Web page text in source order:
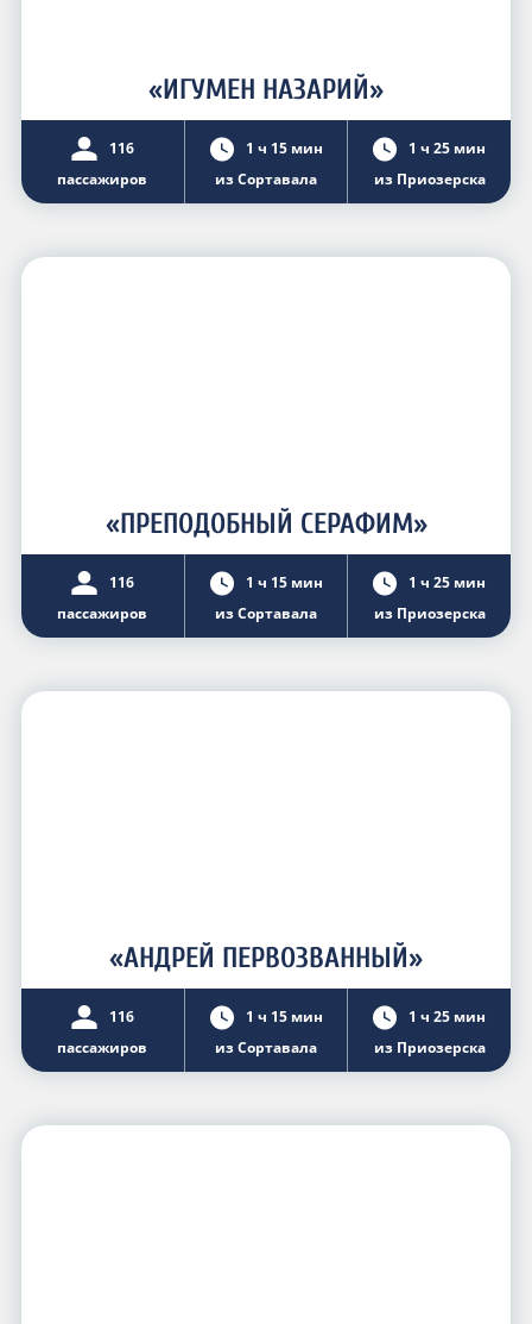
«ИГУМЕН НАЗАРИЙ»
116
пассажиров
1 ч 15 мин
из Сортавала
1 ч 25 мин
из Приозерска
«ПРЕПОДОБНЫЙ СЕРАФИМ»
116
пассажиров
1 ч 15 мин
из Сортавала
1 ч 25 мин
из Приозерска
«АНДРЕЙ ПЕРВОЗВАННЫЙ»
116
пассажиров
1 ч 15 мин
из Сортавала
1 ч 25 мин
из Приозерска